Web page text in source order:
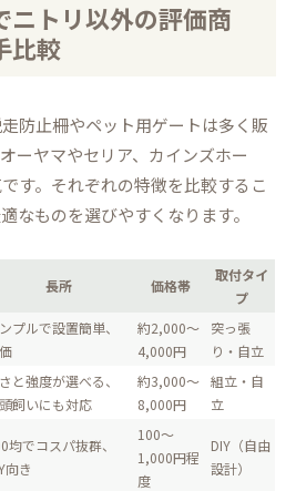
ニトリ以外の評価商
比較
防止柵やペット用ゲートは多く販
ーヤマやセリア、カインズホー
す。それぞれの特徴を比較するこ
なものを選びやすくなります。
長所 価格帯
取付タイ
プ
プルで設置簡単、
約2,000～
4,000円
突っ張
り・自立
と強度が選べる、
飼いにも対応
約3,000～
8,000円
組立・自
立
均でコスパ抜群、
向き
100～
1,000円程
度
DIY（自由
設計）